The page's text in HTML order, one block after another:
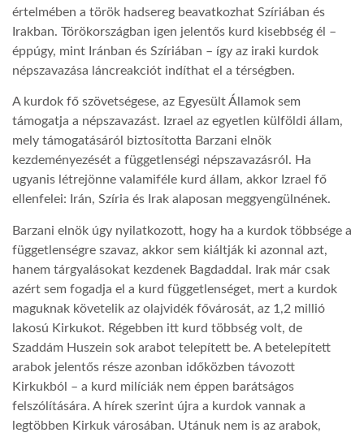
DOBRAVERO.HU
GLOBOBOOK
értelmében a török hadsereg beavatkozhat Szíriában és
Irakban. Törökországban igen jelentős kurd kisebbség él –
éppúgy, mint Iránban és Szíriában – így az iraki kurdok
népszavazása láncreakciót indíthat el a térségben.
A kurdok fő szövetségese, az Egyesült Államok sem
támogatja a népszavazást. Izrael az egyetlen külföldi állam,
mely támogatásáról biztosította Barzani elnök
kezdeményezését a függetlenségi népszavazásról. Ha
ugyanis létrejönne valamiféle kurd állam, akkor Izrael fő
ellenfelei: Irán, Szíria és Irak alaposan meggyengülnének.
Barzani elnök úgy nyilatkozott, hogy ha a kurdok többsége a
függetlenségre szavaz, akkor sem kiáltják ki azonnal azt,
hanem tárgyalásokat kezdenek Bagdaddal. Irak már csak
azért sem fogadja el a kurd függetlenséget, mert a kurdok
maguknak követelik az olajvidék fővárosát, az 1,2 millió
lakosú Kirkukot. Régebben itt kurd többség volt, de
Szaddám Huszein sok arabot telepített be. A betelepített
arabok jelentős része azonban időközben távozott
Kirkukból – a kurd milíciák nem éppen barátságos
felszólítására. A hírek szerint újra a kurdok vannak a
legtöbben Kirkuk városában. Utánuk nem is az arabok,